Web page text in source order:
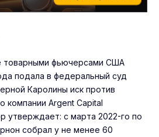
товарными фьючерсами США
подала в федеральный суд
Каролины иск против
компании Argent Capital
утверждает: с марта 2022-го по
собрал у не менее 60